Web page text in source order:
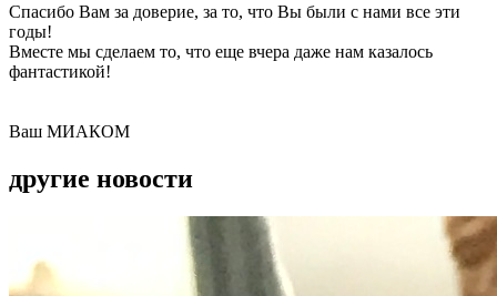
Спасибо Вам за доверие, за то, что Вы были с нами все эти
годы!
Вместе мы сделаем то, что еще вчера даже нам казалось
фантастикой!
Ваш МИАКОМ
другие новости